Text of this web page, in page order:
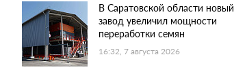
В Саратовской области новый
завод увеличил мощности
переработки семян
16:32, 7 августа 2026